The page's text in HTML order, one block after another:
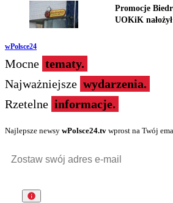
Promocje
UOKiK
wPolsce24
Mocne tematy.
Najważniejsze wydarzenia.
Rzetelne informacje.
Najlepsze newsy wPolsce24.tv wprost na Twój